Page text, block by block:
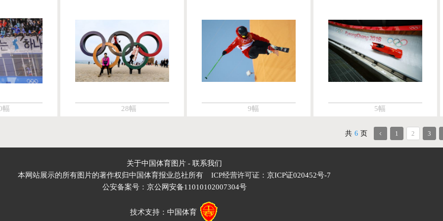
幅 28幅 9幅 5幅
共 6 页 1 2 3
关于中国体育图片 - 联系我们
本网站展示的所有图片的著作权归中国体育报业总社所有 ICP经营许可证： 京ICP证020452号-7
公安备案号： 京公网安备11010102007304号
技术支持： 中国体育